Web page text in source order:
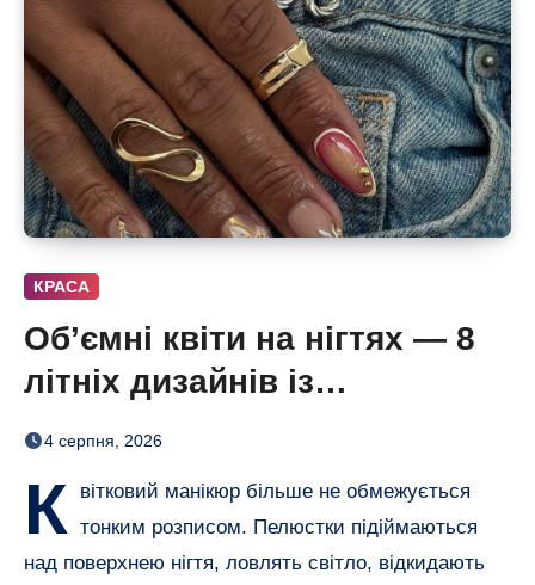
КРАСА
Об’ємні квіти на нігтях — 8
літніх дизайнів із
неймовірним 3D-ефектом
4 серпня, 2026
К
вітковий манікюр більше не обмежується
тонким розписом. Пелюстки підіймаються
над поверхнею нігтя, ловлять світло, відкидають